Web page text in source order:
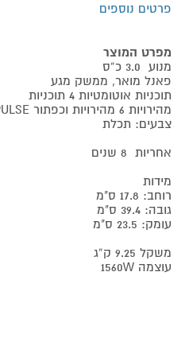
פרטים נוספים
מפרט המוצר
מנוע 3.0 כ”ס
פאנל מואר, ממשק מגע
תוכניות אוטומטיות 4 תוכניות
מהירויות 6 מהירויות וכפתור PULSE
צבעים: תכלת
אחריות 8 שנים
מידות
רוחב: 17.8 ס"מ
גובה: 39.4 ס"מ
עומק: 23.5 ס"מ
משקל 9.25 ק”ג
עוצמה 1560W